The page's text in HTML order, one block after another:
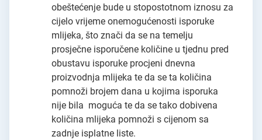
obeštećenje bude u stopostotnom iznosu za
cijelo vrijeme onemogućenosti isporuke
mlijeka, što znači da se na temelju
prosječne isporučene količine u tjednu pred
obustavu isporuke procjeni dnevna
proizvodnja mlijeka te da se ta količina
pomnoži brojem dana u kojima isporuka
nije bila moguća te da se tako dobivena
količina mlijeka pomnoži s cijenom sa
zadnje isplatne liste.